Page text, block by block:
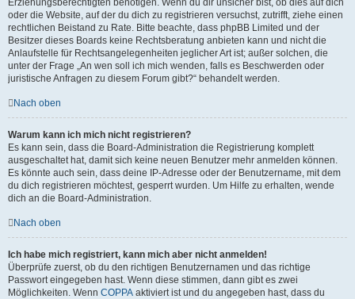
Erziehungsberechtigten benötigen. Wenn du dir unsicher bist, ob dies auf dich
oder die Website, auf der du dich zu registrieren versuchst, zutrifft, ziehe einen
rechtlichen Beistand zu Rate. Bitte beachte, dass phpBB Limited und der
Besitzer dieses Boards keine Rechtsberatung anbieten kann und nicht die
Anlaufstelle für Rechtsangelegenheiten jeglicher Art ist; außer solchen, die
unter der Frage „An wen soll ich mich wenden, falls es Beschwerden oder
juristische Anfragen zu diesem Forum gibt?“ behandelt werden.
Nach oben
Warum kann ich mich nicht registrieren?
Es kann sein, dass die Board-Administration die Registrierung komplett
ausgeschaltet hat, damit sich keine neuen Benutzer mehr anmelden können.
Es könnte auch sein, dass deine IP-Adresse oder der Benutzername, mit dem
du dich registrieren möchtest, gesperrt wurden. Um Hilfe zu erhalten, wende
dich an die Board-Administration.
Nach oben
Ich habe mich registriert, kann mich aber nicht anmelden!
Überprüfe zuerst, ob du den richtigen Benutzernamen und das richtige
Passwort eingegeben hast. Wenn diese stimmen, dann gibt es zwei
Möglichkeiten. Wenn COPPA aktiviert ist und du angegeben hast, dass du